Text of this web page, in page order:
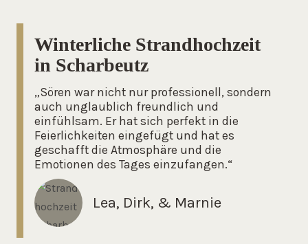
Winterliche Strandhochzeit
in Scharbeutz
„Sören war nicht nur professionell, sondern
auch unglaublich freundlich und
einfühlsam. Er hat sich perfekt in die
Feierlichkeiten eingefügt und hat es
geschafft die Atmosphäre und die
Emotionen des Tages einzufangen.“
Lea, Dirk, & Marnie